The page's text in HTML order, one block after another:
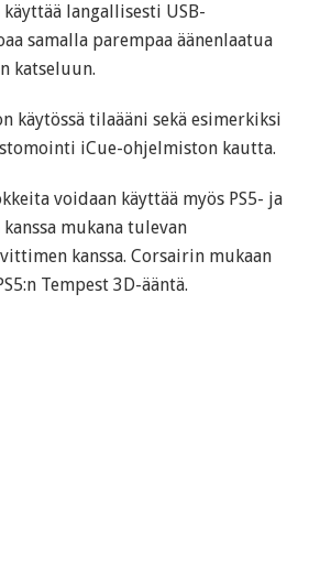
langallisesti USB-
samalla parempaa äänenlaatua
katseluun.
käytössä tilaääni sekä esimerkiksi
iCue-ohjelmiston kautta.
voidaan käyttää myös PS5- ja
mukana tulevan
kanssa. Corsairin mukaan
Tempest 3D-ääntä.